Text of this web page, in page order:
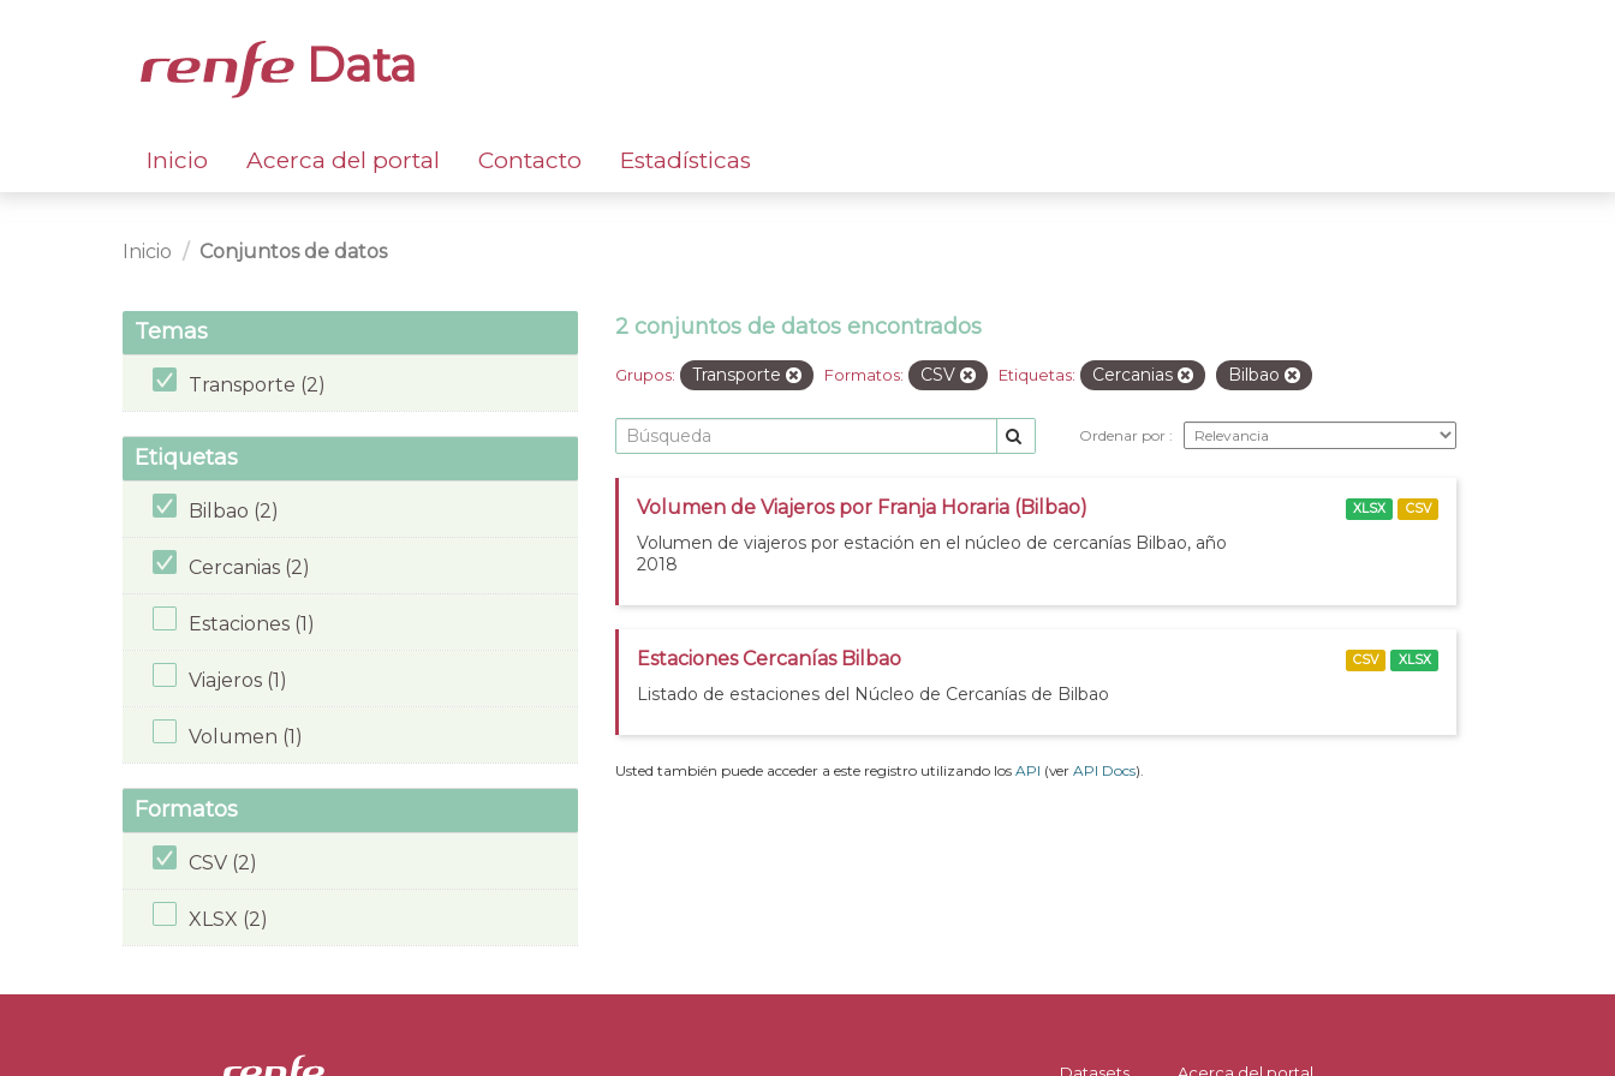
Data
Inicio Acerca del portal Contacto Estadísticas
Inicio Conjuntos de datos
Temas
Transporte (2)
Etiquetas
Bilbao (2)
Cercanias (2)
Estaciones (1)
Viajeros (1)
Volumen (1)
Formatos
CSV (2)
XLSX (2)
2 conjuntos de datos encontrados
Grupos: Transporte Formatos: CSV Etiquetas: Cercanias Bilbao
Ordenar por
Volumen de Viajeros por Franja Horaria (Bilbao)
Volumen de viajeros por estación en el núcleo de cercanías Bilbao, año
2018
XLSX CSV
Estaciones Cercanías Bilbao
Listado de estaciones del Núcleo de Cercanías de Bilbao
CSV XLSX
Usted también puede acceder a este registro utilizando los API (ver API Docs).
Datasets Acerca del portal